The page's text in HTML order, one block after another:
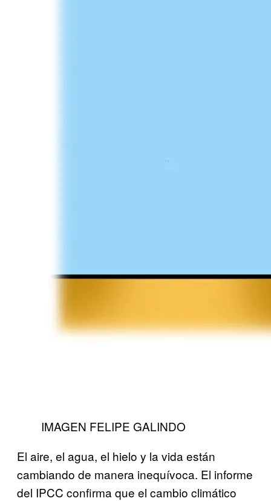
IMAGEN FELIPE GALINDO
El aire, el agua, el hielo y la vida están
cambiando de manera inequívoca. El informe
del IPCC confirma que el cambio climático